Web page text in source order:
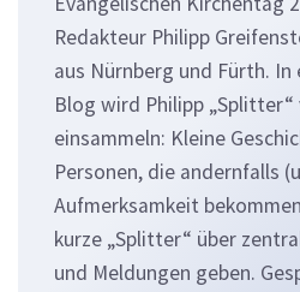
Redakteur Philipp
aus Nürnberg und Fürth.
Blog wird Philipp „Splitter“
einsammeln: Kleine
Personen, die andernfalls
Aufmerksamkeit
kurze „Splitter“ über
und Meldungen geben.